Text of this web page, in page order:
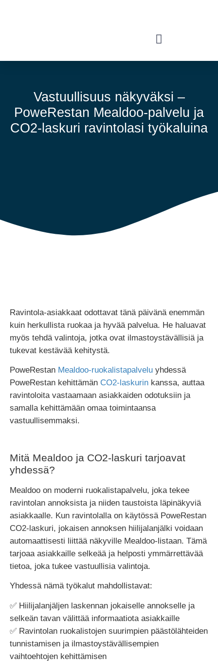
Vastuullisuus näkyväksi –
PoweRestan Mealdoo-palvelu ja
CO2-laskuri ravintolasi työkaluina
Ravintola-asiakkaat odottavat tänä päivänä enemmän
kuin herkullista ruokaa ja hyvää palvelua. He haluavat
myös tehdä valintoja, jotka ovat ilmastoystävällisiä ja
tukevat kestävää kehitystä.
PoweRestan Mealdoo-ruokalistapalvelu yhdessä
PoweRestan kehittämän CO2-laskurin kanssa, auttaa
ravintoloita vastaamaan asiakkaiden odotuksiin ja
samalla kehittämään omaa toimintaansa
vastuullisemmaksi.
Mitä Mealdoo ja CO2-laskuri tarjoavat
yhdessä?
Mealdoo on moderni ruokalistapalvelu, joka tekee
ravintolan annoksista ja niiden taustoista läpinäkyviä
asiakkaalle. Kun ravintolalla on käytössä PoweRestan
CO2-laskuri, jokaisen annoksen hiilijalanjälki voidaan
automaattisesti liittää näkyville Mealdoo-listaan. Tämä
tarjoaa asiakkaille selkeää ja helposti ymmärrettävää
tietoa, joka tukee vastuullisia valintoja.
Yhdessä nämä työkalut mahdollistavat:
✅ Hiilijalanjäljen laskennan jokaiselle annokselle ja
selkeän tavan välittää informaatiota asiakkaille
✅ Ravintolan ruokalistojen suurimpien päästölähteiden
tunnistamisen ja ilmastoystävällisempien
vaihtoehtojen kehittämisen